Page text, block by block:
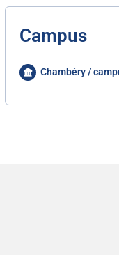
Campus
Chambéry /